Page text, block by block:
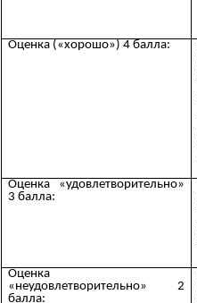
Оценка («хорошо») 4 балла:
Оценка «удовлетворительно»
3 балла:
Оценка
«неудовлетворительно» 2
балла: